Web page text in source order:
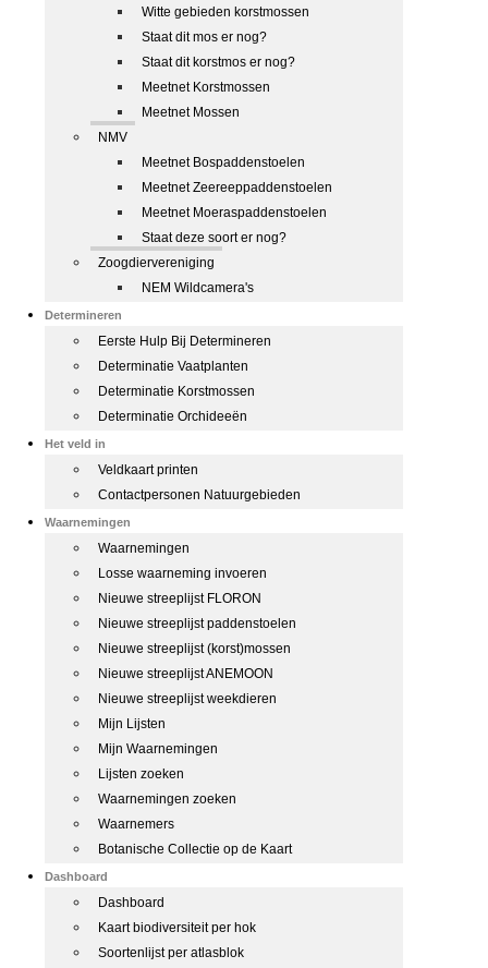
Witte gebieden korstmossen
Staat dit mos er nog?
Staat dit korstmos er nog?
Meetnet Korstmossen
Meetnet Mossen
NMV
Meetnet Bospaddenstoelen
Meetnet Zeereeppaddenstoelen
Meetnet Moeraspaddenstoelen
Staat deze soort er nog?
Zoogdiervereniging
NEM Wildcamera's
Determineren
Eerste Hulp Bij Determineren
Determinatie Vaatplanten
Determinatie Korstmossen
Determinatie Orchideeën
Het veld in
Veldkaart printen
Contactpersonen Natuurgebieden
Waarnemingen
Waarnemingen
Losse waarneming invoeren
Nieuwe streeplijst FLORON
Nieuwe streeplijst paddenstoelen
Nieuwe streeplijst (korst)mossen
Nieuwe streeplijst ANEMOON
Nieuwe streeplijst weekdieren
Mijn Lijsten
Mijn Waarnemingen
Lijsten zoeken
Waarnemingen zoeken
Waarnemers
Botanische Collectie op de Kaart
Dashboard
Dashboard
Kaart biodiversiteit per hok
Soortenlijst per atlasblok